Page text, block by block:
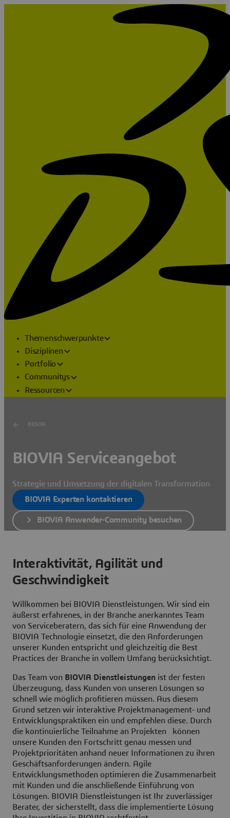
Themenschwerpunkte
Disziplinen
Portfolio
Communitys
Ressourcen
BIOVIA
BIOVIA Serviceangebot
Strategie und Umsetzung der digitalen Transformation
BIOVIA Experten kontaktieren
BIOVIA Anwender-Community besuchen
Interaktivität, Agilität und
Geschwindigkeit
Willkommen bei BIOVIA Dienstleistungen. Wir sind ein
äußerst erfahrenes, in der Branche anerkanntes Team
von Serviceberatern, das sich für eine Anwendung der
BIOVIA Technologie einsetzt, die den Anforderungen
unserer Kunden entspricht und gleichzeitig die Best
Practices der Branche in vollem Umfang berücksichtigt.
Das Team von BIOVIA Dienstleistungen ist der festen
Überzeugung, dass Kunden von unseren Lösungen so
schnell wie möglich profitieren müssen. Aus diesem
Grund setzen wir interaktive Projektmanagement- und
Entwicklungspraktiken ein und empfehlen diese. Durch
die kontinuierliche Teilnahme an Projekten können
unsere Kunden den Fortschritt genau messen und
Projektprioritäten anhand neuer Informationen zu ihren
Geschäftsanforderungen ändern. Agile
Entwicklungsmethoden optimieren die Zusammenarbeit
mit Kunden und die anschließende Einführung von
Lösungen. BIOVIA Dienstleistungen ist Ihr zuverlässiger
Berater, der sicherstellt, dass die implementierte Lösung